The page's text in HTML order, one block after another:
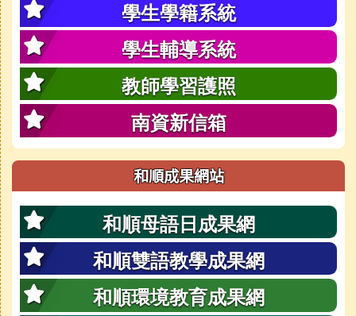
學生學籍系統
學生輔導系統
教師學習護照
南資新信箱
和順成果網站
和順母語日成果網
和順雙語教學成果網
和順環境教育成果網